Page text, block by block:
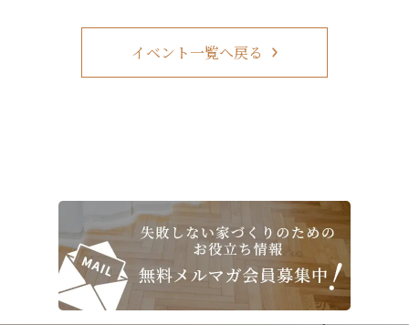
イベント一覧へ戻る